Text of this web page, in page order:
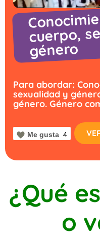
cuerpo,
género
Para abordar:
sexualidad y
género. Género
Me gusta 4
¿Qué
o